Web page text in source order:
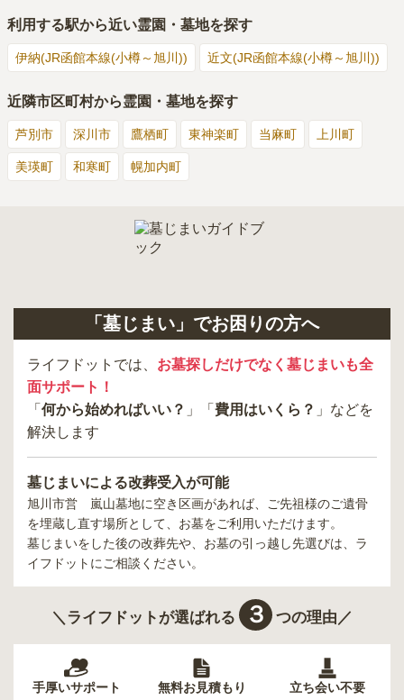
利用する駅から近い霊園・墓地を探す
伊納(JR函館本線(小樽～旭川)) 近文(JR函館本線(小樽～旭川))
近隣市区町村から霊園・墓地を探す
芦別市 深川市 鷹栖町 東神楽町 当麻町 上川町
美瑛町 和寒町 幌加内町
「墓じまい」でお困りの方へ
ライフドットでは、 お墓探しだけでなく墓じまいも全
面サポート！
「 何から始めればいい？ 」「 費用はいくら？ 」などを
解決します
墓じまいによる改葬受入が可能
旭川市営 嵐山墓地に空き区画があれば、ご先祖様のご遺骨
を埋蔵し直す場所として、お墓をご利用いただけます。
墓じまいをした後の改葬先や、お墓の引っ越し先選びは、ラ
イフドットにご相談ください。
＼ライフドットが選ばれる ３ つの理由／
手厚いサポート 無料お見積もり 立ち会い不要